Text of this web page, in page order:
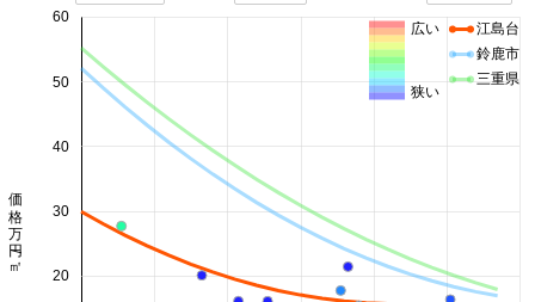
20
30
40
50
60
価格 万円/㎡
江島台
鈴鹿市
三重県
広い
狭い